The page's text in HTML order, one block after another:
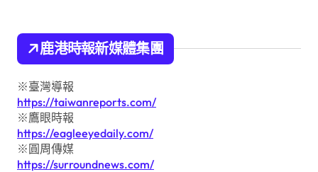
鹿港時報新媒體集團
※臺灣導報
https://taiwanreports.com/
※鷹眼時報
https://eagleeyedaily.com/
※圓周傳媒
https://surroundnews.com/